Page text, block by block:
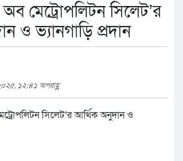
অব মেট্রোপলিটন সিলেট’র
ও ভ্যানগাড়ি প্রদান
১২:৪১ অপরাহ্ণ